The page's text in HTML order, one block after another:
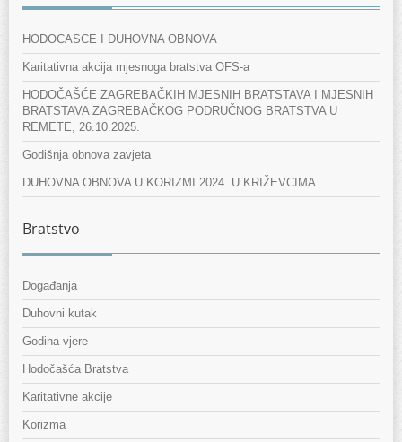
HODOCASCE I DUHOVNA OBNOVA
Karitativna akcija mjesnoga bratstva OFS-a
HODOČAŠĆE ZAGREBAČKIH MJESNIH BRATSTAVA I MJESNIH
BRATSTAVA ZAGREBAČKOG PODRUČNOG BRATSTVA U
REMETE, 26.10.2025.
Godišnja obnova zavjeta
DUHOVNA OBNOVA U KORIZMI 2024. U KRIŽEVCIMA
Bratstvo
Događanja
Duhovni kutak
Godina vjere
Hodočašća Bratstva
Karitativne akcije
Korizma